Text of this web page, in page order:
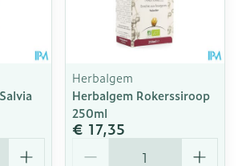
Herbalgem
Herbalgem Rokerssiroop
250ml
€ 17,35